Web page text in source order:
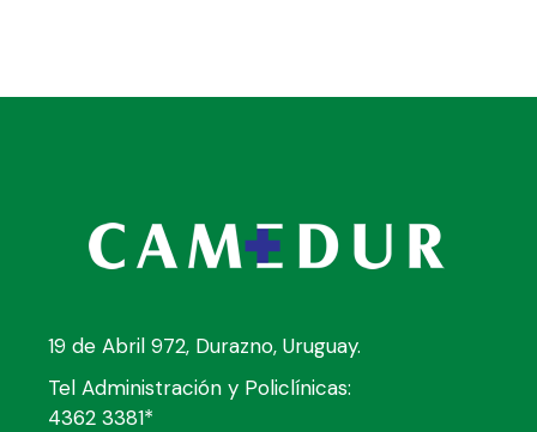
19 de Abril 972, Durazno, Uruguay.
Tel Administración y Policlínicas:
4362 3381*